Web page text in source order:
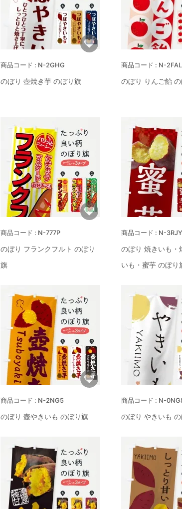
N-2GHG
のぼり 壺焼き芋 のぼり旗
N-2FAL
のぼり りんご飴
N-777P
のぼり フランクフルト のぼり
旗
N-3RJY
のぼり 焼きいも・
いも・蜜芋 のぼり
N-2NG5
のぼり 壺やきいも のぼり旗
N-
のぼり やきいも